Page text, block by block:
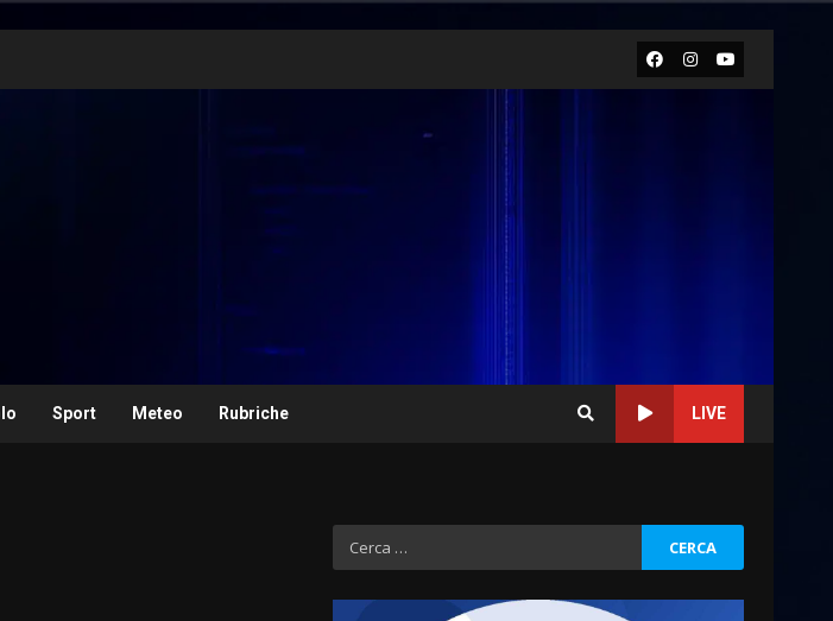
Facebook
Instagram
Youtube
Sport Meteo Rubriche LIVE
Ricerca
per: